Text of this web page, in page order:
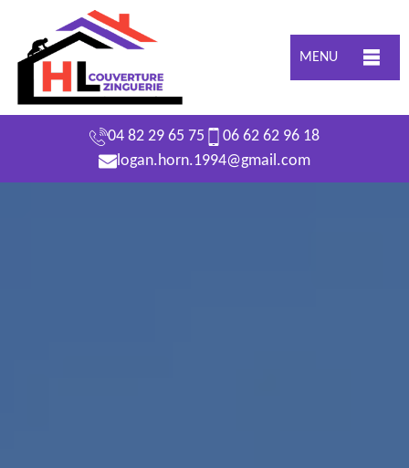
MENU
04 82 29 65 75
06 62 62 96 18
logan.horn.1994@gmail.com